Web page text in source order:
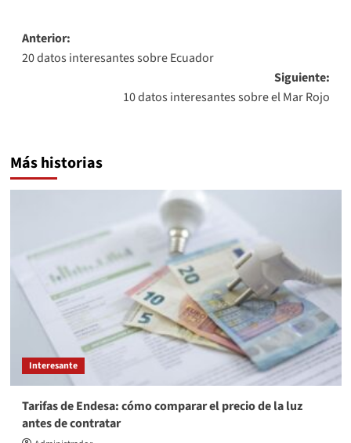
Navegación
de
Anterior:
20 datos interesantes sobre Ecuador
Siguiente:
10 datos interesantes sobre el Mar Rojo
Más historias
Interesante
Tarifas de Endesa: cómo comparar el precio de la luz
antes de contratar